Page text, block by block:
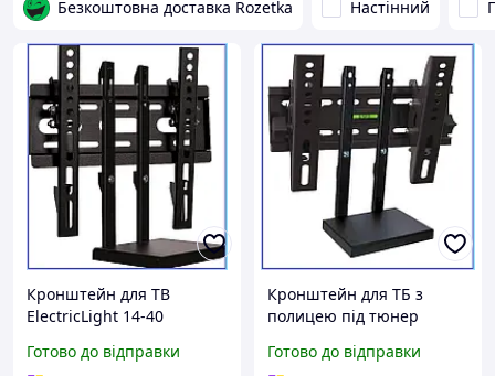
Безкоштовна доставка Rozetka Настінний
Кронштейн для ТВ
ElectricLight 14-40
посилений з полицею під
Готово до відправки
Кронштейн для ТБ з
полицею під тюнер
похилий сталевий
Готово до відправки